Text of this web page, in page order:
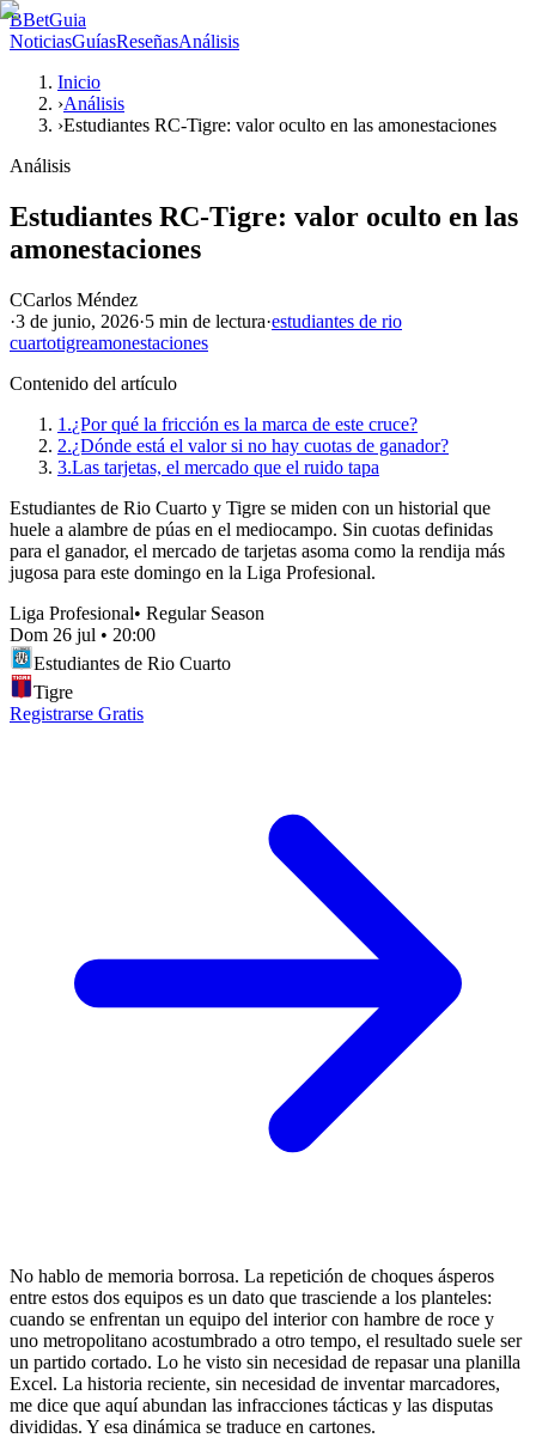
BBetGuia
NoticiasGuíasReseñasAnálisis
Inicio
›Análisis
›Estudiantes RC-Tigre: valor oculto en las amonestaciones
Análisis
Estudiantes RC-Tigre: valor oculto en las
amonestaciones
CCarlos Méndez
·3 de junio, 2026·5 min de lectura·estudiantes de rio
cuartotigreamonestaciones
Contenido del artículo
1.¿Por qué la fricción es la marca de este cruce?
2.¿Dónde está el valor si no hay cuotas de ganador?
3.Las tarjetas, el mercado que el ruido tapa
Estudiantes de Rio Cuarto y Tigre se miden con un historial que
huele a alambre de púas en el mediocampo. Sin cuotas definidas
para el ganador, el mercado de tarjetas asoma como la rendija más
jugosa para este domingo en la Liga Profesional.
Liga Profesional• Regular Season
Dom 26 jul • 20:00
Estudiantes de Rio Cuarto
Tigre
Registrarse Gratis
No hablo de memoria borrosa. La repetición de choques ásperos
entre estos dos equipos es un dato que trasciende a los planteles:
cuando se enfrentan un equipo del interior con hambre de roce y
uno metropolitano acostumbrado a otro tempo, el resultado suele ser
un partido cortado. Lo he visto sin necesidad de repasar una planilla
Excel. La historia reciente, sin necesidad de inventar marcadores,
me dice que aquí abundan las infracciones tácticas y las disputas
divididas. Y esa dinámica se traduce en cartones.